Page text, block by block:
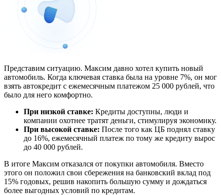
Представим ситуацию. Максим давно хотел купить новый
автомобиль. Когда ключевая ставка была на уровне 7%, он мог
взять автокредит с ежемесячным платежом 25 000 рублей, что
было для него комфортно.
При низкой ставке: Кредиты доступны, люди и
компании охотнее тратят деньги, стимулируя экономику.
При высокой ставке: После того как ЦБ поднял ставку
до 16%, ежемесячный платеж по тому же кредиту вырос
до 40 000 рублей.
В итоге Максим отказался от покупки автомобиля. Вместо
этого он положил свои сбережения на банковский вклад под
15% годовых, решив накопить большую сумму и дождаться
более выгодных условий по кредитам.